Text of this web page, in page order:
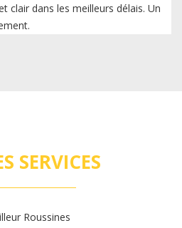
clair dans les meilleurs délais. Un
SERVICES
Roussines